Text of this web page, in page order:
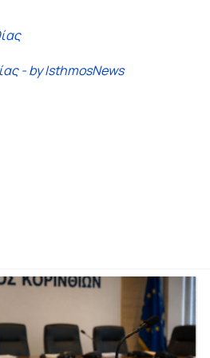
- by IsthmosNews
Thermal Spa: Platinum Award